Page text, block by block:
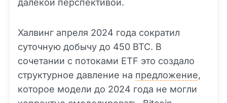
далёкой перспективой.
Халвинг апреля 2024 года сократил
суточную добычу до 450 BTC. В
сочетании с потоками ETF это создало
структурное давление на предложение,
которое модели до 2024 года не могли